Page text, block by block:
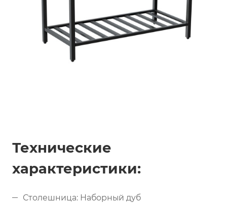
Технические
характеристики:
Столешница: Наборный дуб